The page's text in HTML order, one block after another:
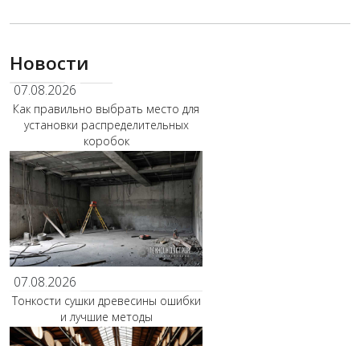
Новости
07.08.2026
Как правильно выбрать место для
установки распределительных
коробок
07.08.2026
Тонкости сушки древесины ошибки
и лучшие методы